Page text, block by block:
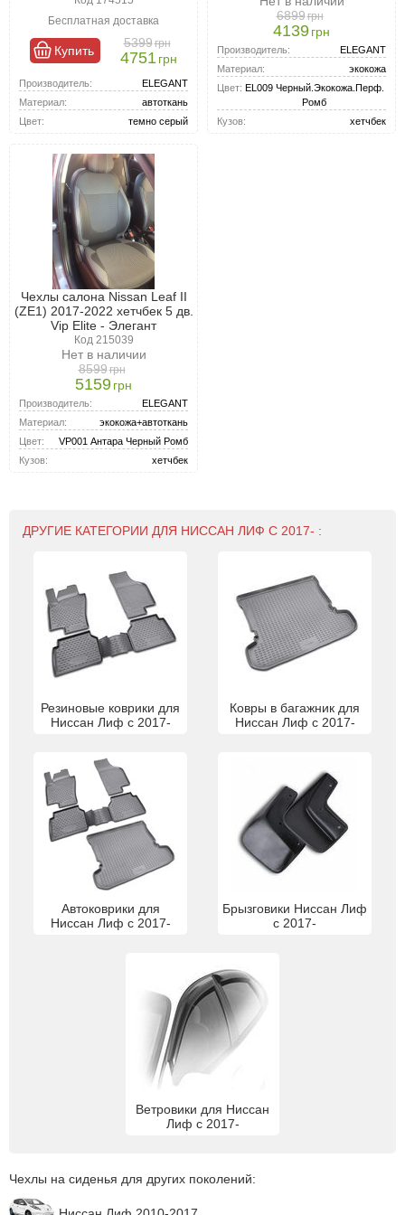
Бесплатная доставка
Купить
5399грн
4751 грн
Производитель:
ELEGANT
Материал:
автоткань
Цвет:
темно серый
6899грн
4139грн
Производитель:
ELEGANT
Материал:
экокожа
Цвет: EL009 Черный.Экокожа.Перф.
Ромб
Кузов:
хетчбек
Чехлы салона Nissan Leaf II
(ZE1) 2017-2022 хетчбек 5 дв.
Vip Elite - Элегант
Код 215039
Нет в наличии
8599грн
5159грн
Производитель:
ELEGANT
Материал:
экокожа+автоткань
Цвет:
VP001 Антара Черный Ромб
Кузов:
хетчбек
ДРУГИЕ КАТЕГОРИИ ДЛЯ НИССАН ЛИФ С 2017- :
Резиновые коврики для
Ниссан Лиф с 2017-
Ковры в багажник для
Ниссан Лиф с 2017-
Автоковрики для
Ниссан Лиф с 2017-
Брызговики Ниссан Лиф
с 2017-
Ветровики для Ниссан
Лиф с 2017-
Чехлы на сиденья для других поколений: